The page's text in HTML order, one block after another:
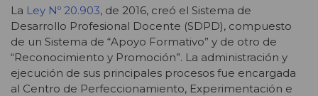
La Ley Nº 20.903, de 2016, creó el Sistema de
Desarrollo Profesional Docente (SDPD), compuesto
de un Sistema de “Apoyo Formativo” y de otro de
“Reconocimiento y Promoción”. La administración y
ejecución de sus principales procesos fue encargada
al Centro de Perfeccionamiento, Experimentación e